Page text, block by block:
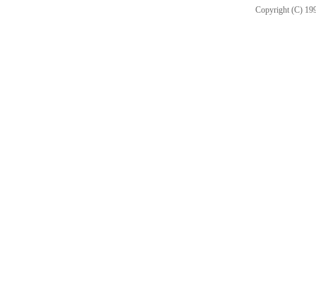
Copyright (C)